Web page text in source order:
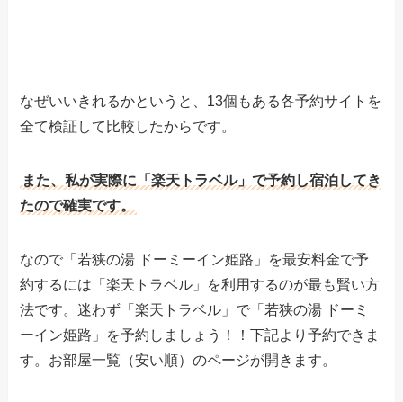
なぜいいきれるかというと、13個もある各予約サイトを
全て検証して比較したからです。
また、私が実際に「楽天トラベル」で予約し宿泊してき
たので確実です。
なので「若狭の湯 ドーミーイン姫路」を最安料金で予
約するには「楽天トラベル」を利用するのが最も賢い方
法です。迷わず「楽天トラベル」で「若狭の湯 ドーミ
ーイン姫路」を予約しましょう！！下記より予約できま
す。お部屋一覧（安い順）のページが開きます。